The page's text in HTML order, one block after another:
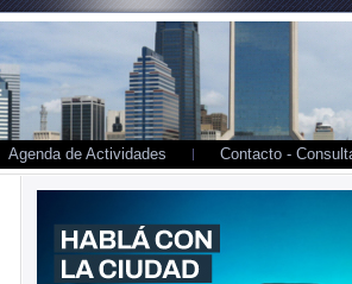
Agenda de Actividades Contacto -